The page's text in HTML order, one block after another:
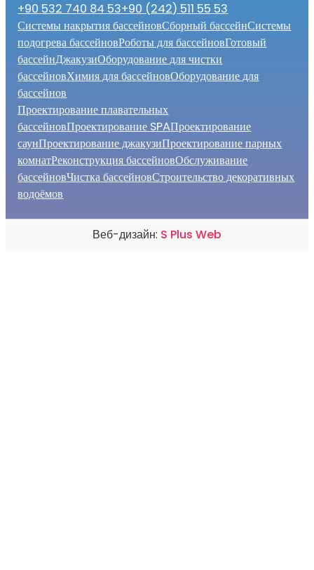
+90 532 740 84 53+90 (242) 511 55 53
Системы накрытия бассейновСборный бассейнСистемы
подогрева бассейновРоботы для бассейновГотовый
бассейнДжакузиОборудование для чистки
бассейновХимия для бассейновОборудование для
бассейнов
Проектирование плавательных
бассейновПроектирование SPAПроектирование
саунПроектирование джакузиПроектирование парных
комнатРеконструкция бассейновОбслуживание
бассейновЧистка бассейновСтроительство декоративных
водоёмов
Веб-дизайн: S Plus Web